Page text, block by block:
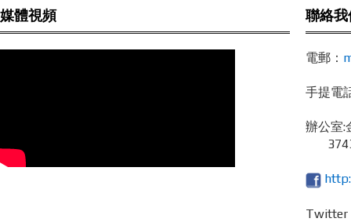
媒體視頻 聯絡我
電郵：
手提電
辦公室: